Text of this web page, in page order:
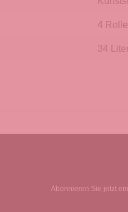
4
34
Abonnieren Sie jetzt